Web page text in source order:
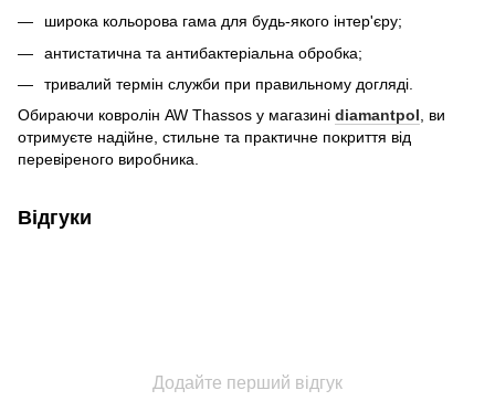
широка кольорова гама для будь-якого інтер'єру;
антистатична та антибактеріальна обробка;
тривалий термін служби при правильному догляді.
Обираючи ковролін AW Thassos у магазині diamantpol, ви
отримуєте надійне, стильне та практичне покриття від
перевіреного виробника.
Відгуки
Додайте перший відгук